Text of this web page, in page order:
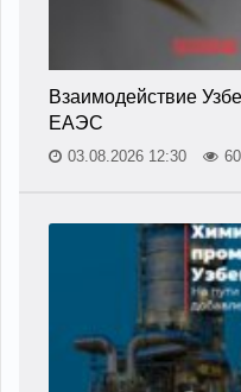
Взаимодействие
ЕАЭС
03.08.2026 12:30